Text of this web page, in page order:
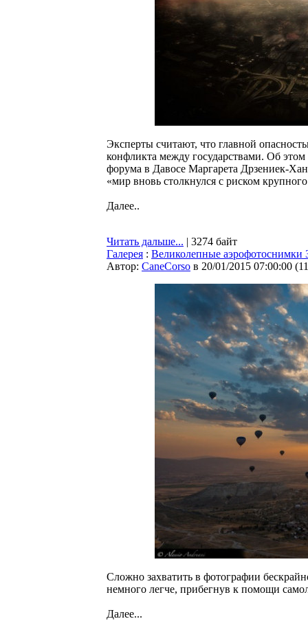
Эксперты считают, что главной
конфликта между государствами. Об
форума в Давосе Маргарета Дрзениек-
«мир вновь столкнулся с риском
Далее..
Читать дальше... | 3274 байт
Галерея : Великолепные аэрофотоснимки
Автор: CaneCorso в 20/01/2015 07:00:00 (
Сложно захватить в фотографии
немного легче, прибегнув к помощи
Далее...